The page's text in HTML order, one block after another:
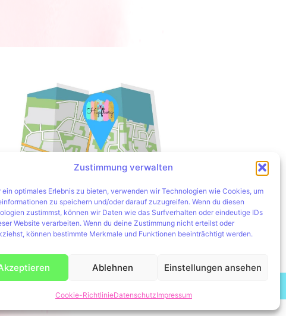
Zustimmung verwalten
ein optimales Erlebnis zu bieten, verwenden wir Technologien wie Cookies, um
zu speichern und/oder darauf zuzugreifen. Wenn du diesen
zustimmst, können wir Daten wie das Surfverhalten oder eindeutige IDs
Website verarbeiten. Wenn du deine Zustimmung nicht erteilst oder
können bestimmte Merkmale und Funktionen beeinträchtigt werden.
Ablehnen Einstellungen ansehen
Cookie-RichtlinieDatenschutzImpressum
Hier zum Routenplaner